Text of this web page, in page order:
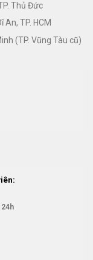
Thủ Đức
An, TP. HCM
(TP. Vũng Tàu cũ)
24h